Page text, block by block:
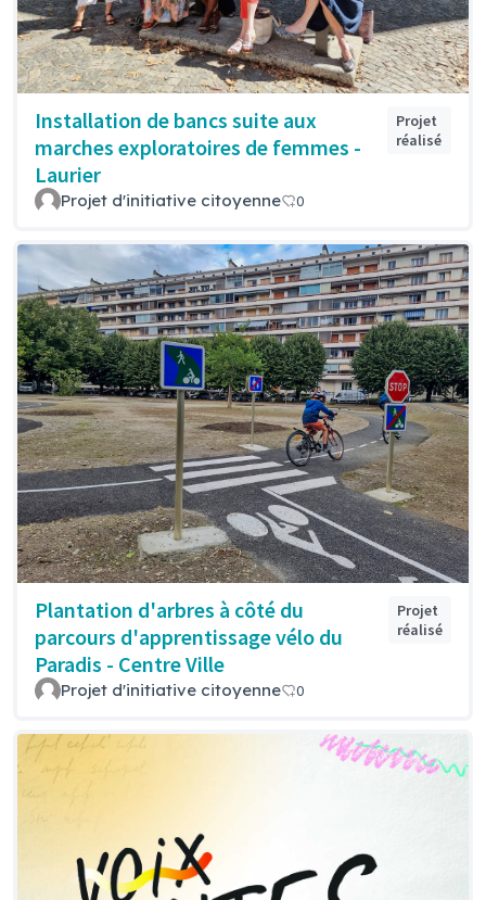
Installation de bancs suite aux
marches exploratoires de femmes -
Laurier
Projet
réalisé
Projet d'initiative citoyenne 0
Plantation d'arbres à côté du
parcours d'apprentissage vélo du
Paradis - Centre Ville
Projet
réalisé
Projet d'initiative citoyenne 0